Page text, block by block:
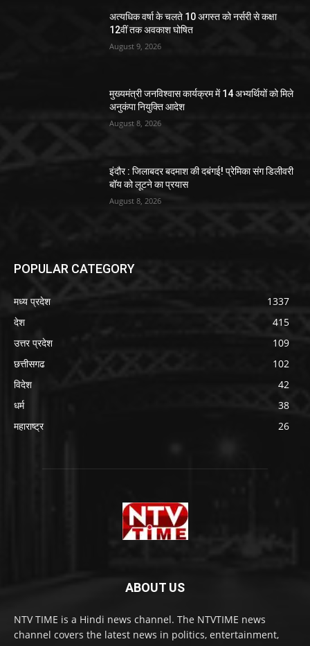
अत्यधिक वर्षा के चलते 10 अगस्त को नर्सरी से कक्षा
12वीं तक अवकाश घोषित
August 9, 2026
मुख्यमंत्री जनविश्वास कार्यक्रम में 14 अभ्यर्थियों को मिले
अनुकंपा नियुक्ति आदेश
August 8, 2026
इंदौर : जिलाबदर बदमाश की दबंगई! प्रेमिका संग डिलीवरी
बॉय को लूटने का प्रयास
August 8, 2026
POPULAR CATEGORY
मध्य प्रदेश
1337
देश
415
उत्तर प्रदेश
109
छत्तीसगढ
102
विदेश
42
धर्म
38
महाराष्ट्र
26
ABOUT US
NTV TIME is a Hindi news channel. The NTVTIME news
channel covers the latest news in politics, entertainment,